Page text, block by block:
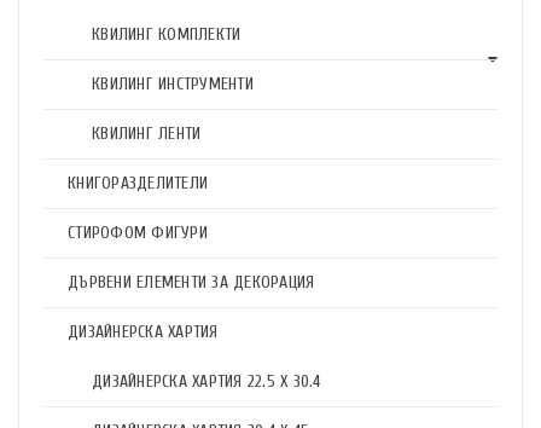
КВИЛИНГ КОМПЛЕКТИ
КВИЛИНГ ИНСТРУМЕНТИ
КВИЛИНГ ЛЕНТИ
КНИГОРАЗДЕЛИТЕЛИ
СТИРОФОМ ФИГУРИ
ДЪРВЕНИ ЕЛЕМЕНТИ ЗА ДЕКОРАЦИЯ
ДИЗАЙНЕРСКА ХАРТИЯ
ДИЗАЙНЕРСКА ХАРТИЯ 22.5 X 30.4